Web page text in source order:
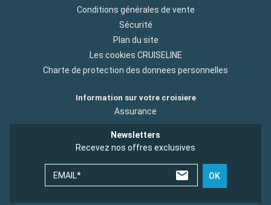
Conditions générales de vente
Sécurité
Plan du site
Les cookies CRUISELINE
Charte de protection des donnees personnelles
Information sur votre croisiere
Assurance
Newsletters
Recevez nos offres exclusives
EMAIL* OK